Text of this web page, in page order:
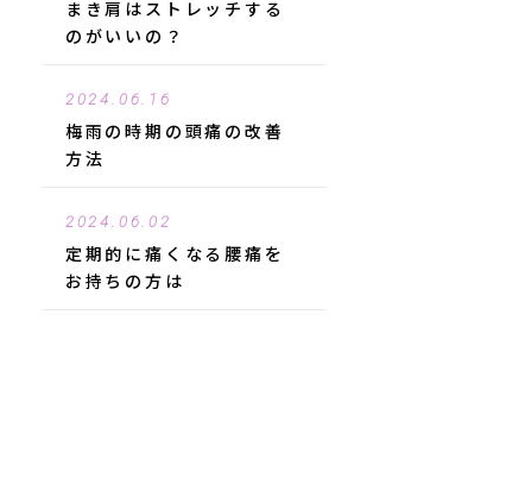
まき肩はストレッチする
のがいいの？
2024.06.16
梅雨の時期の頭痛の改善
方法
2024.06.02
定期的に痛くなる腰痛を
お持ちの方は